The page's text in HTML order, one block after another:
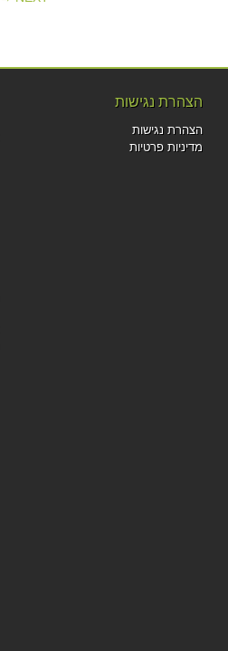
הצהרת נגישות
הצהרת נגישות
מדיניות פרטיות